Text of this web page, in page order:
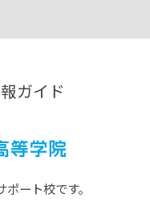
ガイド
ート校です。